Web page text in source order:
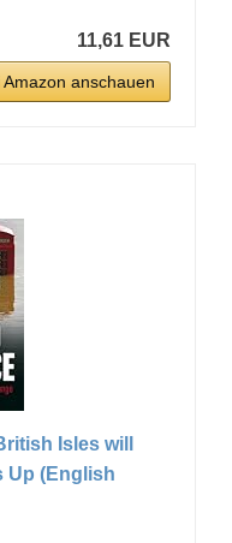
11,61 EUR
Amazon anschauen
Isles will
Up (English